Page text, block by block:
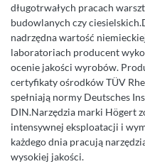
długotrwałych pracach
budowlanych czy
nadrzędna wartość
laboratoriach producent
ocenie jakości wyrobów.
certyfikaty ośrodków TÜV
spełniają normy Deutsches
DIN.Narzędzia marki Högert
intensywnej eksploatacji i
każdego dnia pracują
wysokiej jakości.